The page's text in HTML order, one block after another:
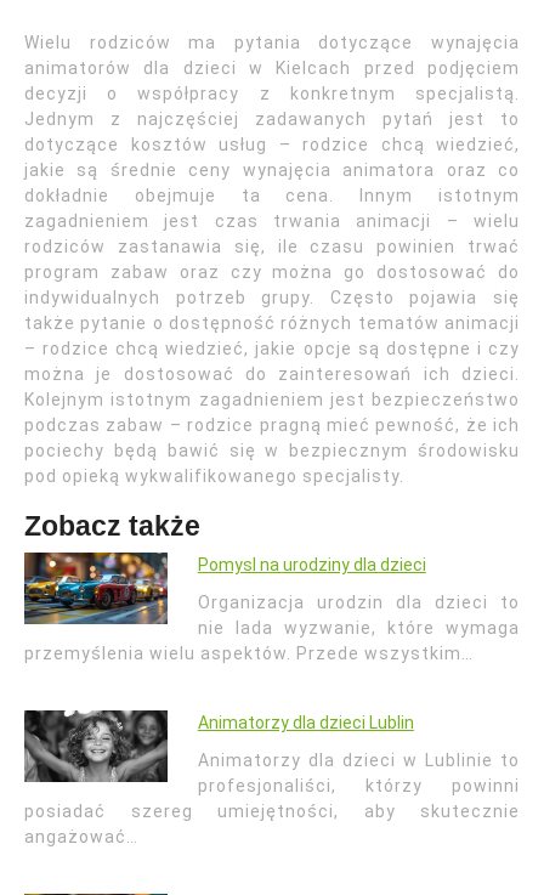
Wielu rodziców ma pytania dotyczące wynajęcia
animatorów dla dzieci w Kielcach przed podjęciem
decyzji o współpracy z konkretnym specjalistą.
Jednym z najczęściej zadawanych pytań jest to
dotyczące kosztów usług – rodzice chcą wiedzieć,
jakie są średnie ceny wynajęcia animatora oraz co
dokładnie obejmuje ta cena. Innym istotnym
zagadnieniem jest czas trwania animacji – wielu
rodziców zastanawia się, ile czasu powinien trwać
program zabaw oraz czy można go dostosować do
indywidualnych potrzeb grupy. Często pojawia się
także pytanie o dostępność różnych tematów animacji
– rodzice chcą wiedzieć, jakie opcje są dostępne i czy
można je dostosować do zainteresowań ich dzieci.
Kolejnym istotnym zagadnieniem jest bezpieczeństwo
podczas zabaw – rodzice pragną mieć pewność, że ich
pociechy będą bawić się w bezpiecznym środowisku
pod opieką wykwalifikowanego specjalisty.
Zobacz także
Pomysl na urodziny dla dzieci
Organizacja urodzin dla dzieci to
nie lada wyzwanie, które wymaga
przemyślenia wielu aspektów. Przede wszystkim…
Animatorzy dla dzieci Lublin
Animatorzy dla dzieci w Lublinie to
profesjonaliści, którzy powinni
posiadać szereg umiejętności, aby skutecznie
angażować…